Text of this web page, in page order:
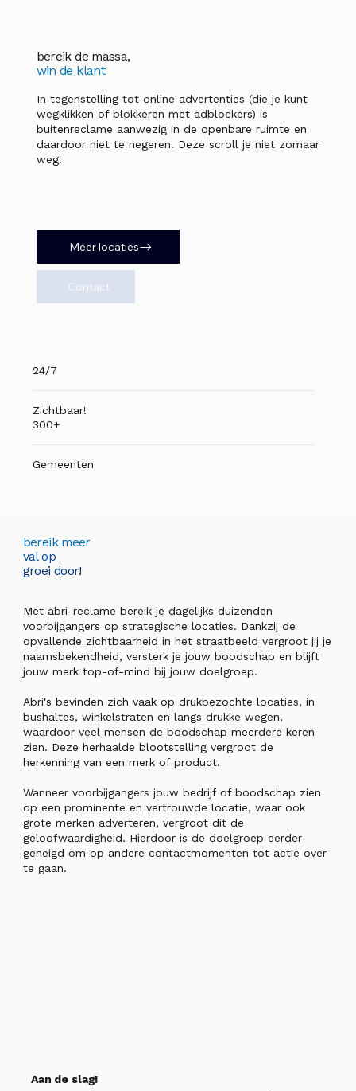
bereik de massa,
win de klant
In tegenstelling tot online advertenties (die je kunt
wegklikken of blokkeren met adblockers) is
buitenreclame aanwezig in de openbare ruimte en
daardoor niet te negeren. Deze scroll je niet zomaar
weg!
Meer locaties
Contact
24/7
Zichtbaar!
300+
Gemeenten
bereik meer
val op
groei door!
Met abri-reclame bereik je dagelijks duizenden
voorbijgangers op strategische locaties. Dankzij de
opvallende zichtbaarheid in het straatbeeld vergroot jij je
naamsbekendheid, versterk je jouw boodschap en blijft
jouw merk top-of-mind bij jouw doelgroep.
Abri's bevinden zich vaak op drukbezochte locaties, in
bushaltes, winkelstraten en langs drukke wegen,
waardoor veel mensen de boodschap meerdere keren
zien. Deze herhaalde blootstelling vergroot de
herkenning van een merk of product.
Wanneer voorbijgangers jouw bedrijf of boodschap zien
op een prominente en vertrouwde locatie, waar ook
grote merken adverteren, vergroot dit de
geloofwaardigheid. Hierdoor is de doelgroep eerder
geneigd om op andere contactmomenten tot actie over
te gaan.
Aan de slag!